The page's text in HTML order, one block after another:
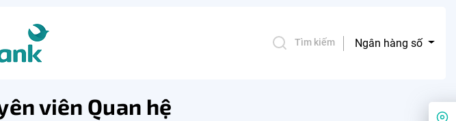
Tìm kiếm Ngân hàng số
viên Quan hệ